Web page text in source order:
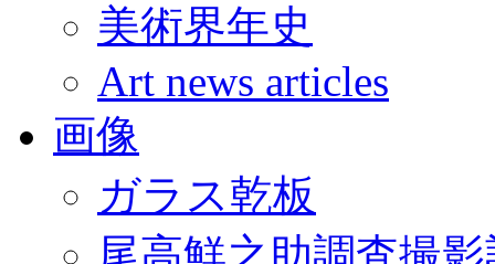
美術界年史
Art news articles
画像
ガラス乾板
尾高鮮之助調査撮